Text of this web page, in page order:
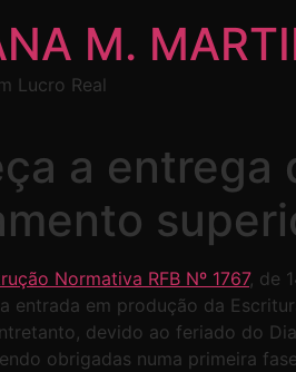
M.
Lucro Real
a entrega
Normativa RFB Nº 1767, de
entrada em produção da
devido ao feriado do
obrigadas numa primeira